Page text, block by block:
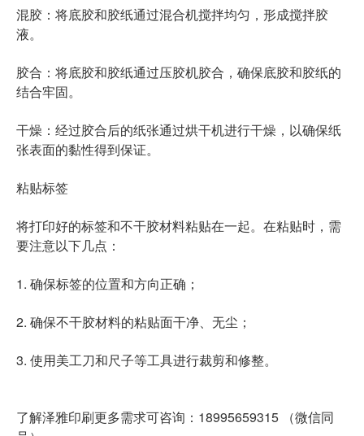
混胶：将底胶和胶纸通过混合机搅拌均匀，形成搅拌胶
液。
胶合：将底胶和胶纸通过压胶机胶合，确保底胶和胶纸的
结合牢固。
干燥：经过胶合后的纸张通过烘干机进行干燥，以确保纸
张表面的黏性得到保证。
粘贴标签
将打印好的标签和不干胶材料粘贴在一起。在粘贴时，需
要注意以下几点：
1. 确保标签的位置和方向正确；
2. 确保不干胶材料的粘贴面干净、无尘；
3. 使用美工刀和尺子等工具进行裁剪和修整。
了解泽雅印刷更多需求可咨询：18995659315 （微信同